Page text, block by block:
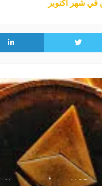
في شهر أكتوبر
Twitter
هبوط سعر الإيثيريوم بأكثر من 25% في أسبوع: محللون